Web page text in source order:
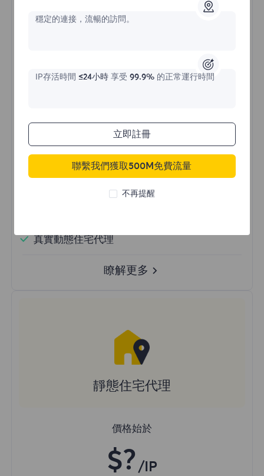
不限流量住宅代理
$?
立即購買
真實動態住宅代理
瞭解更多
靜態住宅代理
價格始於
$? /IP
穩定的連接，流暢的訪問。
IP存活時間 ≤24小時享受 99.9%的正常運行時間
立即註冊
聯繫我們獲取500M免費流量
不再提醒